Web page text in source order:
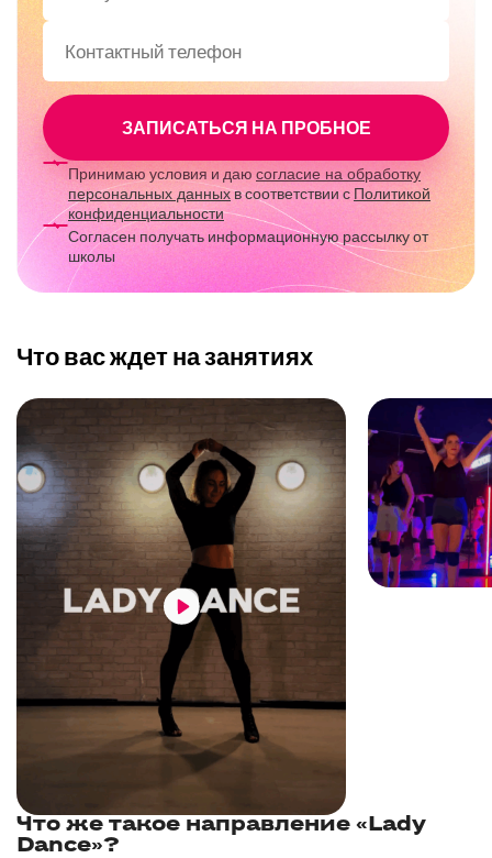
Принимаю условия и даю согласие на обработку
персональных данныхв соответствии с Политикой
конфиденциальности
Согласен получать информационную рассылку от
школы
Что вас ждет на занятиях
Что же такое направление «Lady
Dance»?